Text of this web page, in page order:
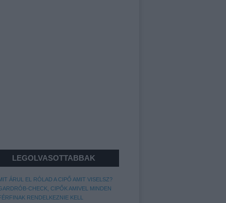
LEGOLVASOTTABBAK
ÁRUL EL RÓLAD A CIPŐ AMIT VISELSZ?
CHECK, CIPŐK AMIVEL MINDEN
RENDELKEZNIE KELL